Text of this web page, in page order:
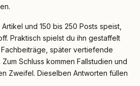
und 150 bis 250 Posts speist,
Praktisch spielst du ihn gestaffelt
später vertiefende
Schluss kommen Fallstudien und
Zweifel. Dieselben Antworten füllen